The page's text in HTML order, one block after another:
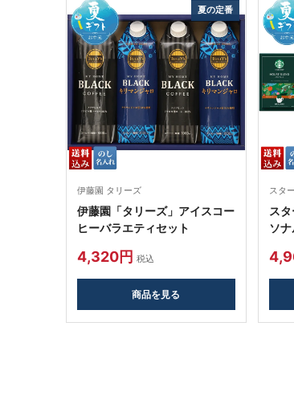
夏の定番
伊藤園 タリーズ
伊藤園「タリーズ」アイスコー
ヒーバラエティセット
4,320円 税込
商品を見る
スタ
ス
ソ